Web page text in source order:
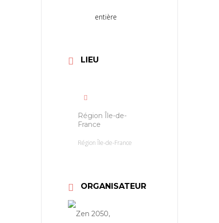
entière
LIEU
Région Île-de-
France
Région Île-de-France
ORGANISATEUR